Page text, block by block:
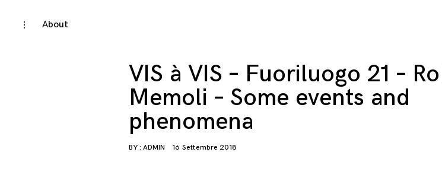
Skip
toggleAbout
VIS à VIS – Fuoriluogo 21 –
Memoli – Some events and
phenomena
BY : ADMIN 16 Settembre 2018